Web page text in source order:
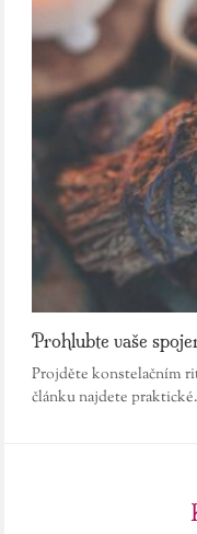
Prohlubte vaše
Projděte konstelačním
článku najdete